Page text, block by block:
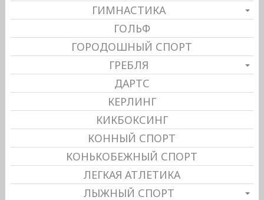
ГИМНАСТИКА
ГОЛЬФ
ГОРОДОШНЫЙ СПОРТ
ГРЕБЛЯ
ДАРТС
КЕРЛИНГ
КИКБОКСИНГ
КОННЫЙ СПОРТ
КОНЬКОБЕЖНЫЙ СПОРТ
ЛЕГКАЯ АТЛЕТИКА
ЛЫЖНЫЙ СПОРТ